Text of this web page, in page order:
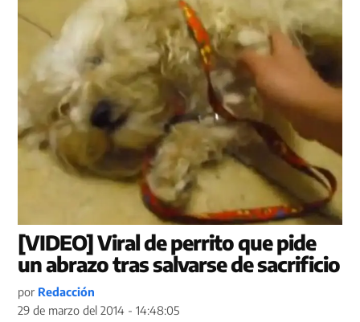
[VIDEO] Viral de perrito que pide
un abrazo tras salvarse de sacrificio
por Redacción
29 de marzo del 2014 - 14:48:05